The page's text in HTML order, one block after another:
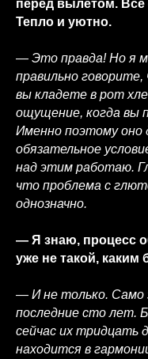
перед вылетом. Все
Тепло и уютно.
— Это правда! Но я
правильно
вы кладете в рот
ощущение, когда вы
Именно поэтому
обязательное
над этим работаю.
что проблема с
однозначно.
— Я знаю, процесс
уже не такой, каким
— И не только. Само
последние сто лет.
сейчас их тридцать
находится в